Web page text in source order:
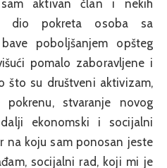
aktivan član i nekih
dio pokreta osoba sa
poboljšanjem opšteg
pomalo zaboravljene i
što su društveni aktivizam,
stvaranje novog
ekonomski i socijalni
na koju sam ponosan jeste
socijalni rad, koji mi je